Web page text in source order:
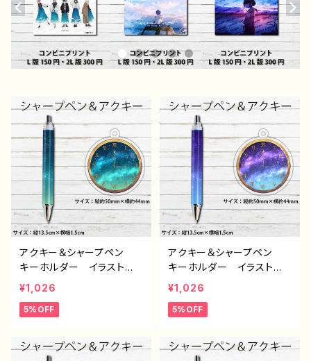
アクキー＆シャープペン
キーホルダー イラスト
おしゃれ かわいい エモ
い おすすめ 個性的 綺
麗 人気 イラストレータ
オリジナル デザイン グッ
ズ タイトル：夜明けセット
¥1,026
5%OFF
アクキー＆シャープペン
キーホルダー イラスト
おしゃれ かわいい エモ
い おすすめ 個性的 綺
麗 人気 イラストレータ
オリジナル デザイン グッ
ズ タイトル：星夜セット（ア
¥1,026
5%OFF